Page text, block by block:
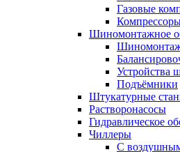
Газовые
Шиномонтажное
Устройства
Подъёмники
Штукатурные
Растворонасосы
Гидравлическое
Чиллеры
С